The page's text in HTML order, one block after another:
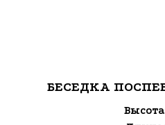
БЕСЕДКА